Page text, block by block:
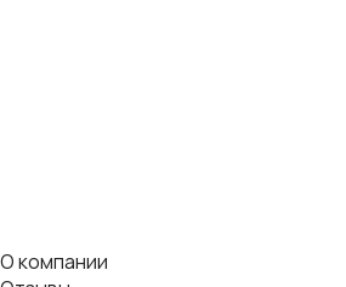
О компании